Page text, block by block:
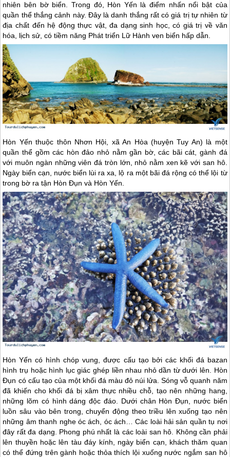
nhiên bên bờ biển. Trong đó, Hòn Yến là điểm nhấn nổi bật của
quần thể thắng cảnh này. Đây là danh thắng rất có giá trị tự nhiên từ
địa chất đến hệ động thực vật, đa dạng sinh học, có giá trị về văn
hóa, lịch sử, có tiềm năng Phát triển Lữ Hành ven biển hấp dẫn.
Hòn Yến thuộc thôn Nhơn Hội, xã An Hòa (huyện Tuy An) là một
quần thể gồm các hòn đảo nhỏ nằm gần bờ, các bãi cát, gành đá
với muôn ngàn những viên đá tròn lớn, nhỏ nằm xen kẽ với san hô.
Ngày biển cạn, nước biển lùi ra xa, lộ ra một bãi đá rộng có thể lội từ
trong bờ ra tận Hòn Đụn và Hòn Yến.
Hòn Yến có hình chóp vung, được cấu tạo bởi các khối đá bazan
hình trụ hoặc hình lục giác ghép liền nhau nhỏ dần từ dưới lên. Hòn
Đụn có cấu tạo của một khối đá màu đỏ núi lửa. Sóng vỗ quanh năm
đã khiến cho khối đá bị xâm thực nhiều chỗ, tạo nên những hang,
những lõm có hình dáng độc đáo. Dưới chân Hòn Đụn, nước biển
luồn sâu vào bên trong, chuyển động theo triều lên xuống tạo nên
những âm thanh nghe óc ách, óc ách… Các loài hải sản quần tụ nơi
đây rất đa dạng. Phong phú nhất là các loài san hô. Không cần phải
lên thuyền hoặc lên tàu đáy kính, ngày biển cạn, khách thăm quan
có thể đứng trên gành hoặc thỏa thích lội xuống nước ngắm san hô